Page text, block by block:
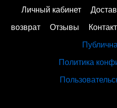
Личный кабинет
возврат Отзывы
Политика